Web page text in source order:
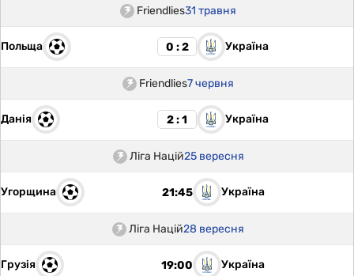
Friendlies31 травня
Польща 0 : 2 Україна
Friendlies7 червня
Данія 2 : 1 Україна
Ліга Націй25 вересня
Угорщина 21:45 Україна
Ліга Націй28 вересня
Грузія 19:00 Україна